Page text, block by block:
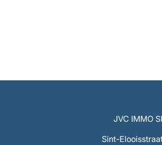
JVC IMMO
Sint-